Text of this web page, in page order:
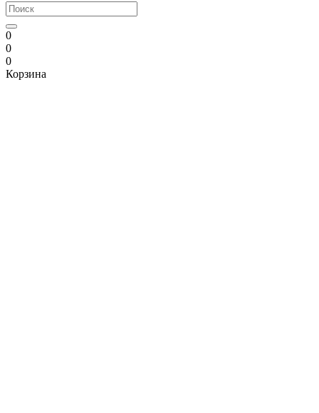
0
0
0
Корзина